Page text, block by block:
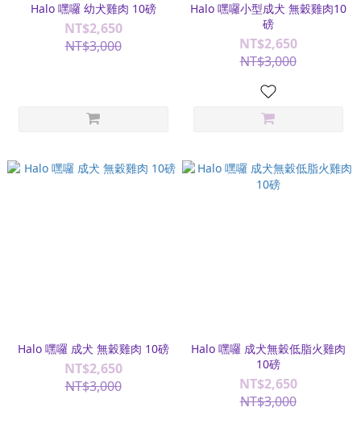
Halo 嘿囉 幼犬雞肉 10磅
NT$2,650
NT$3,000
Halo 嘿囉小型成犬 無穀雞肉10
磅
NT$2,650
NT$3,000
Halo 嘿囉 成犬 無穀雞肉 10磅
NT$2,650
NT$3,000
Halo 嘿囉 成犬無穀低脂火雞肉
10磅
NT$2,650
NT$3,000